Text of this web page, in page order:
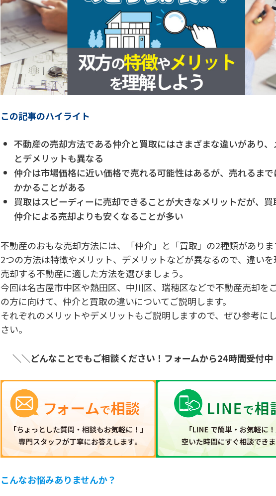
この記事のハイライト
不動産の売却方法である仲介と買取にはさまざまな違いがあり
とデメリットも異なる
仲介は市場価格に近い価格で売れる可能性はあるが、売れるま
かかることがある
買取はスピーディーに売却できることが大きなメリットだが、
仲介による売却よりも安くなることが多い
不動産のおもな売却方法には、「仲介」と「買取」の2種類がありま
2つの方法は特徴やメリット、デメリットなどが異なるので、違い
売却する不動産に適した方法を選びましょう。
今回は名古屋市中区や熱田区、中川区、瑞穂区などで不動産売却を
の方に向けて、仲介と買取の違いについてご説明します。
それぞれのメリットやデメリットもご説明しますので、ぜひ参考に
さい。
＼＼どんなことでもご相談ください！フォームから24時間受付中
こんなお悩みありませんか？